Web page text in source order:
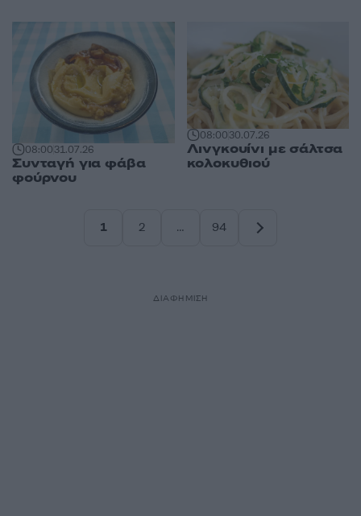
08:0031.07.26
Συνταγή για φάβα
φούρνου
08:0030.07.26
Λινγκουίνι με σάλτσα
κολοκυθιού
1
2
…
94
ΔΙΑΦΗΜΙΣΗ